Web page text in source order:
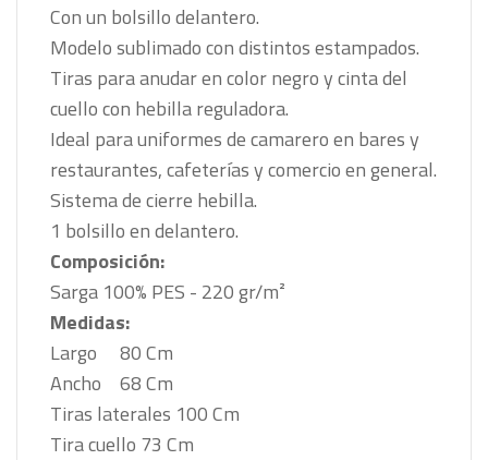
Con un bolsillo delantero.
Modelo sublimado con distintos estampados.
Tiras para anudar en color negro y cinta del
cuello con hebilla reguladora.
Ideal para uniformes de camarero en bares y
restaurantes, cafeterías y comercio en general.
Sistema de cierre hebilla.
1 bolsillo en delantero.
Composición:
Sarga 100% PES - 220 gr/m²
Medidas:
Largo
80 Cm
Ancho
68 Cm
Tiras laterales 100 Cm
Tira cuello 73 Cm